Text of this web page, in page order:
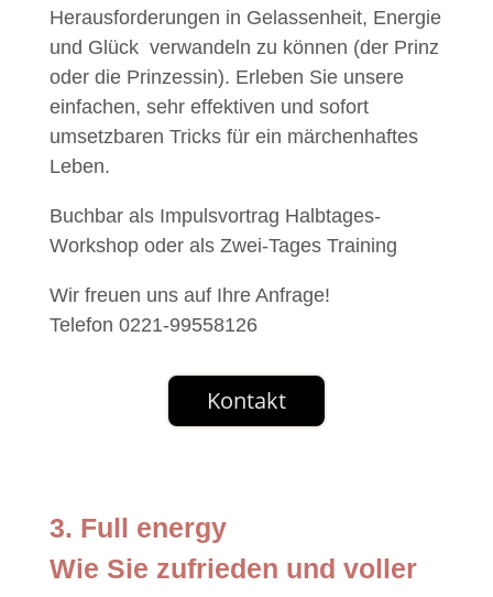
Herausforderungen in Gelassenheit, Energie
und Glück verwandeln zu können (der Prinz
oder die Prinzessin). Erleben Sie unsere
einfachen, sehr effektiven und sofort
umsetzbaren Tricks für ein märchenhaftes
Leben.
Buchbar als Impulsvortrag Halbtages-
Workshop oder als Zwei-Tages Training
Wir freuen uns auf Ihre Anfrage!
Telefon 0221-99558126
Kontakt
3. Full energy
Wie Sie zufrieden und voller